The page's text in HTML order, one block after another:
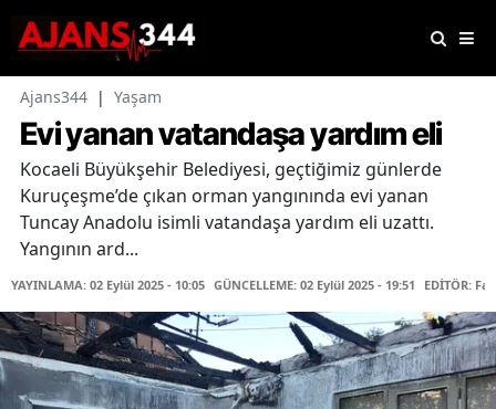
Ajans344 | Yaşam
Evi yanan vatandaşa yardım eli
Kocaeli Büyükşehir Belediyesi, geçtiğimiz günlerde
Kuruçeşme’de çıkan orman yangınında evi yanan
Tuncay Anadolu isimli vatandaşa yardım eli uzattı.
Yangının ard...
YAYINLAMA: 02 Eylül 2025 - 10:05 GÜNCELLEME: 02 Eylül 2025 - 19:51 EDİTÖR: